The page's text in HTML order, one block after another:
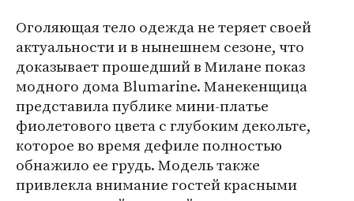
Оголяющая тело одежда не теряет своей
актуальности и в нынешнем сезоне, что
доказывает прошедший в Милане показ
модного дома Blumarine. Манекенщица
представила публике мини-платье
фиолетового цвета с глубоким декольте,
которое во время дефиле полностью
обнажило ее грудь. Модель также
привлекла внимание гостей красными